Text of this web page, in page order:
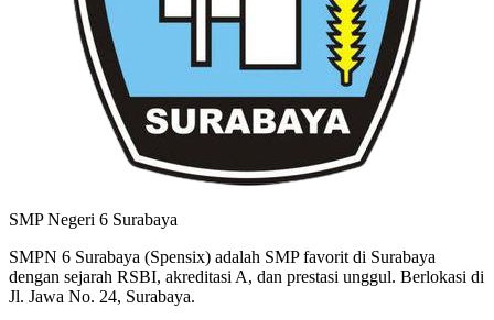
SMP Negeri 6 Surabaya
SMPN 6 Surabaya (Spensix) adalah SMP favorit di Surabaya
dengan sejarah RSBI, akreditasi A, dan prestasi unggul. Berlokasi di
Jl. Jawa No. 24, Surabaya.